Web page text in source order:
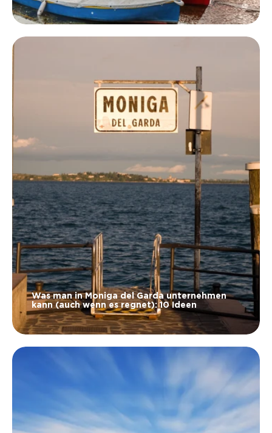
Was man in Moniga del Garda unternehmen
kann (auch wenn es regnet): 10 Ideen